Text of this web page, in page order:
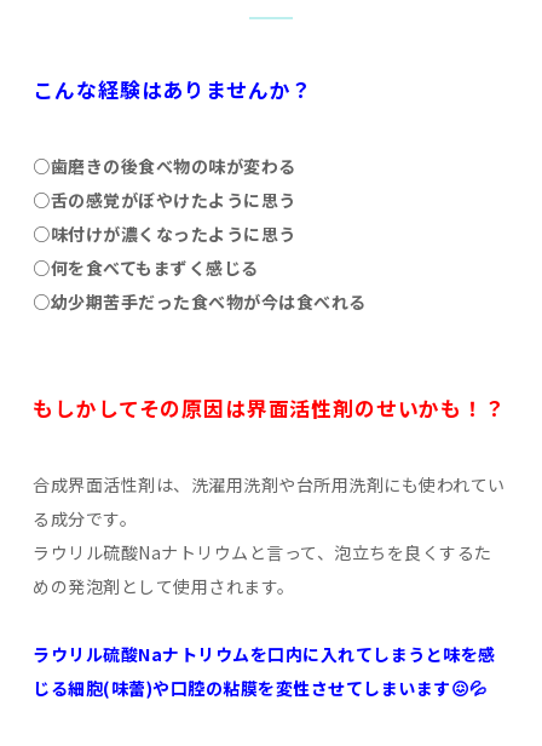
こんな経験はありませんか？
○歯磨きの後食べ物の味が変わる
○舌の感覚がぼやけたように思う
○味付けが濃くなったように思う
○何を食べてもまずく感じる
○幼少期苦手だった食べ物が今は食べれる
もしかしてその原因は界面活性剤のせいかも！？
合成界面活性剤は、洗濯用洗剤や台所用洗剤にも使われてい
る成分です。
ラウリル硫酸Naナトリウムと言って、泡立ちを良くするた
めの発泡剤として使用されます。
ラウリル硫酸Naナトリウムを口内に入れてしまうと味を感
じる細胞(味蕾)や口腔の粘膜を変性させてしまいます😖💦